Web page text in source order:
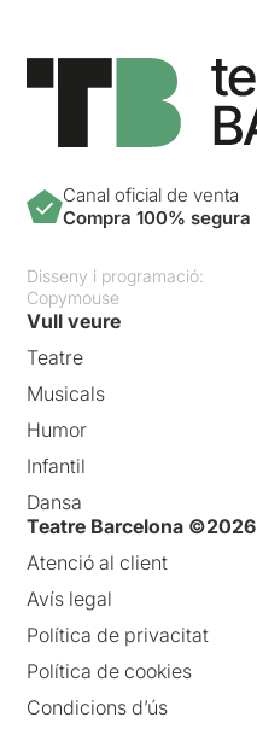
Canal oficial de venta
Compra 100% segura
Disseny i programació:
Copymouse
Vull veure
Teatre
Musicals
Humor
Infantil
Dansa
Teatre Barcelona ©2026
Atenció al client
Avís legal
Política de privacitat
Política de cookies
Condicions d’ús